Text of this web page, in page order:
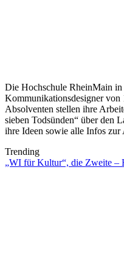
Die Hochschule RheinMain in
Kommunikationsdesigner von
Absolventen stellen ihre
sieben Todsünden“ über den
ihre Ideen sowie alle Infos
Trending
„WI für Kultur“, die Zweite –